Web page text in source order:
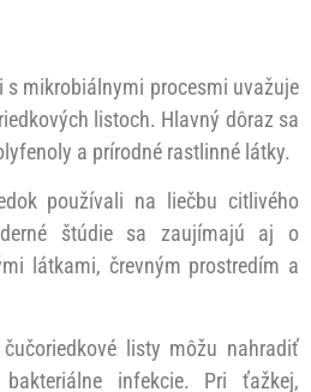
mikrobiálnymi procesmi uvažuje
listoch. Hlavný dôraz sa
a prírodné rastlinné látky.
používali na liečbu citlivého
štúdie sa zaujímajú aj o
látkami, črevným prostredím a
listy môžu nahradiť
infekcie. Pri ťažkej,